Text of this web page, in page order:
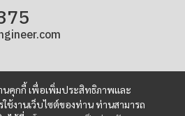
นคุกกี้ เพื่อเพิ่มประสิทธิภาพและ
ช้งานเว็บไซต์ของท่าน ท่านสามารถ